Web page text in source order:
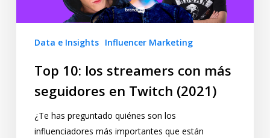
Data e Insights Influencer Marketing
Top 10: los streamers con más
seguidores en Twitch (2021)
¿Te has preguntado quiénes son los
influenciadores más importantes que están